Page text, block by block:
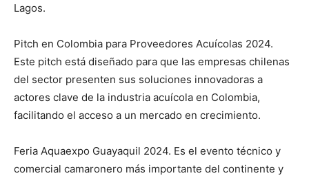
Lagos.
Pitch en Colombia para Proveedores Acuícolas 2024.
Este pitch está diseñado para que las empresas chilenas
del sector presenten sus soluciones innovadoras a
actores clave de la industria acuícola en Colombia,
facilitando el acceso a un mercado en crecimiento.
Feria Aquaexpo Guayaquil 2024. Es el evento técnico y
comercial camaronero más importante del continente y